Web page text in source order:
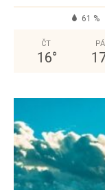
61 %
ČT
16°
PÁ